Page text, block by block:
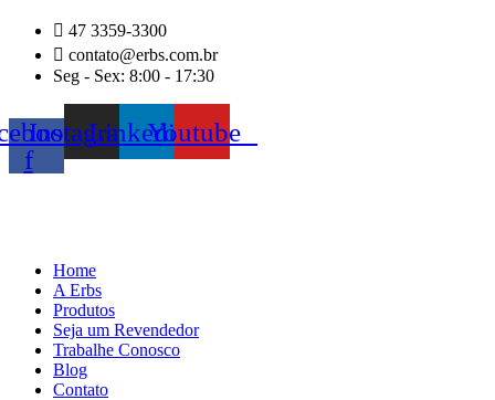
conteúdo
47 3359-3300
contato@erbs.com.br
Seg - Sex: 8:00 - 17:30
f
InstagramLinkedinYoutube
Home
A Erbs
Produtos
Seja um Revendedor
Trabalhe Conosco
Blog
Contato